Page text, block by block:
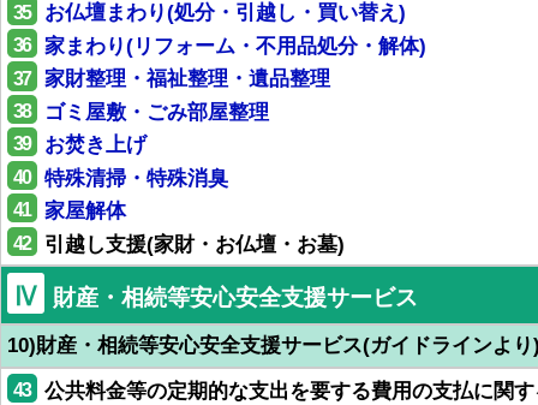
35 お仏壇まわり(処分・引越し・買い替え)
36 家まわり(リフォーム・不用品処分・解体)
37 家財整理・福祉整理・遺品整理
38 ゴミ屋敷・ごみ部屋整理
39 お焚き上げ
40 特殊清掃・特殊消臭
41 家屋解体
42 引越し支援(家財・お仏壇・お墓)
Ⅳ 財産・相続等安心安全支援サービス
10)財産・相続等安心安全支援サービス(ガイドラインより
43
公共料金等の定期的な支出を要する費用の支払に関